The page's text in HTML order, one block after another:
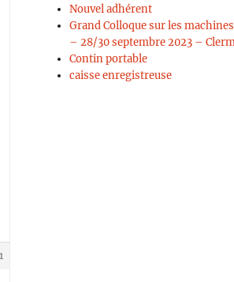
Nouvel adhérent
Grand Colloque sur les
– 28/30 septembre 2023 –
Contin portable
caisse enregistreuse